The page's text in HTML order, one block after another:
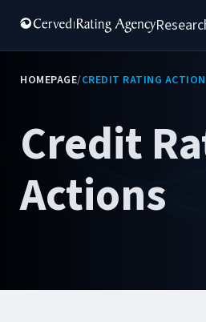
HOMEPAGE/CREDIT RATING
Credit
Actions